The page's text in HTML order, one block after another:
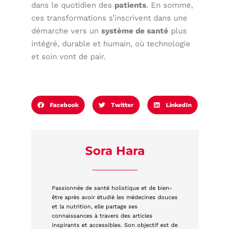
dans le quotidien des patients. En somme,
ces transformations s’inscrivent dans une
démarche vers unsystème de santé plus
intégré, durable et humain, où technologie
et soin vont de pair.
Facebook Twitter LinkedIn
Sora Hara
Passionnée de santé holistique et de bien-
être après avoir étudié les médecines douces
et la nutrition, elle partage ses
connaissances à travers des articles
inspirants et accessibles. Son objectif est de